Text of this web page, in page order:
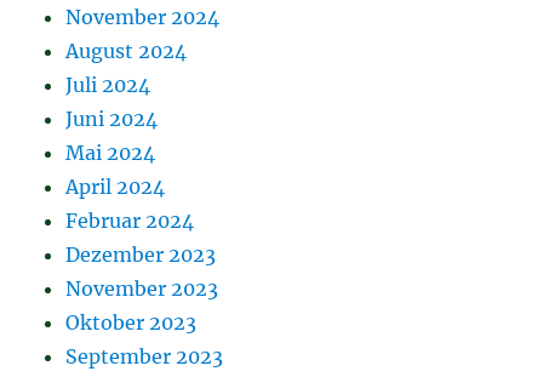
November 2024
August 2024
Juli 2024
Juni 2024
Mai 2024
April 2024
Februar 2024
Dezember 2023
November 2023
Oktober 2023
September 2023